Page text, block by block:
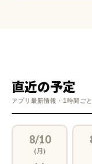
直近の予定
アプリ最新情報・1時間ご
8/10
(月)